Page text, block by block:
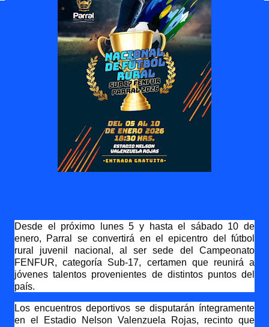
Desde el próximo lunes 5 y hasta el sábado 10 de
enero, Parral se convertirá en el epicentro del fútbol
rural juvenil nacional, al ser sede del Campeonato
FENFUR, categoría Sub-17, certamen que reunirá a
jóvenes talentos provenientes de distintos puntos del
país.
Los encuentros deportivos se disputarán íntegramente
en el Estadio Nelson Valenzuela Rojas, recinto que